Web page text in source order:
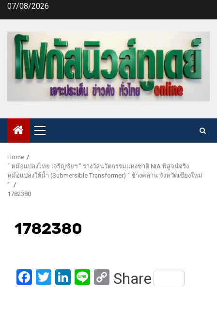
Skip07/08/2026
Primary
Menu
Home
“ หม้อแปลงไทย เจริญชัยฯ ” รางวัลนวัตกรรมแห่งชาติ NiA พิสูจน์จริง
หม้อแปลงใต้น้ำ (Submersible Transformer) “ ช้างคลาน จังหวัดเชียงใหม่
”
1782380
1782380
Facebook
Twitter
LinkedIn
LineCopy
Share